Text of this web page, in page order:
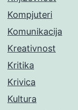
Kompjuteri
Komunikacija
Kreativnost
Kritika
Krivica
Kultura